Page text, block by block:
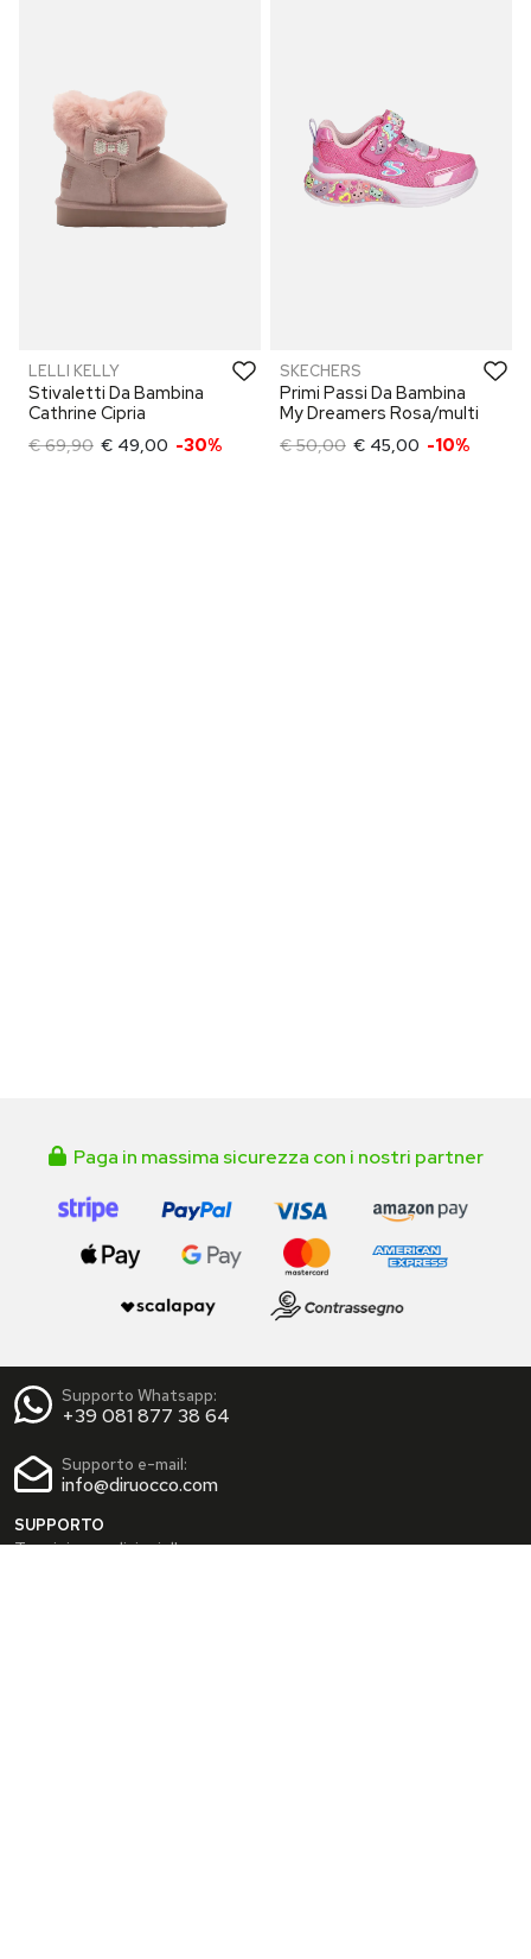
LELLI KELLY
Stivaletti Da Bambina
Cathrine Cipria
€ 69,90 € 49,00 -30%
SKECHERS
Primi Passi Da Bambina
My Dreamers Rosa/multi
€ 50,00 € 45,00 -10%
Paga in massima sicurezza con i nostri partner
Supporto Whatsapp:
+39 081 877 38 64
Supporto e-mail:
info@diruocco.com
SUPPORTO
Termini e condizioni d'uso